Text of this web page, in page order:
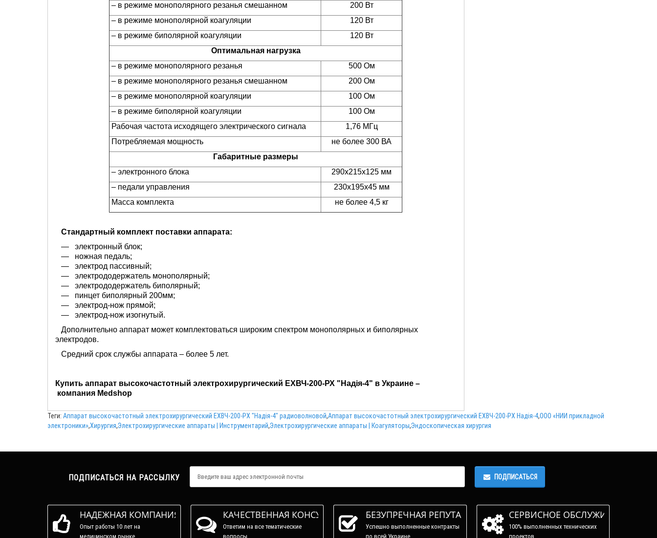
– в режиме монополярного резанья смешанном
200 Вт
– в режиме монополярной коагуляции
120 Вт
– в режиме биполярной коагуляции
120 Вт
Оптимальная нагрузка
– в режиме монополярного резанья
500 Ом
– в режиме монополярного резанья смешанном
200 Ом
– в режиме монополярной коагуляции
100 Ом
– в режиме биполярной коагуляции
100 Ом
Рабочая частота исходящего электрического сигнала
1,76 МГц
Потребляемая мощность
не более 300 ВА
Габаритные размеры
– электронного блока
290x215x125 мм
– педали управления
230x195x45 мм
Масса комплекта
не более 4,5 кг
Стандартный комплект поставки аппарата:
— электронный блок;
— ножная педаль;
— электрод пассивный;
— электрододержатель монополярный;
— электрододержатель биполярный;
— пинцет биполярный 200мм;
— электрод-нож прямой;
— электрод-нож изогнутый.
Дополнительно аппарат может комплектоваться широким спектром монополярных и биполярных
электродов.
Средний срок службы аппарата – более 5 лет.
Купить аппарат высокочастотный электрохирургический ЕХВЧ-200-РХ "Надія-4" в Украине –
компания Medshop
Теги: Аппарат высокочастотный электрохирургический ЕХВЧ-200-PX "Надія-4" радиоволновой,Аппарат высокочастотный электрохирургический ЕХВЧ-200-PX Надія-4,ООО «НИИ прикладной
электроники»,Хирургия,Электрохирургические аппараты | Инструментарий,Электрохирургические аппараты | Коагуляторы,Эндоскопическая хирургия
ПОДПИСАТЬСЯ НА РАССЫЛКУ ПОДПИСАТЬСЯ
НАДЕЖНАЯ КОМПАНИЯ
Опыт работы 10 лет на
медицинском рынке.
КАЧЕСТВЕННАЯ КОНСУЛЬТАЦИЯ
Ответим на все тематические
вопросы.
БЕЗУПРЕЧНАЯ РЕПУТАЦИЯ
Успешно выполненные контракты
по всей Украине.
СЕРВИСНОЕ ОБСЛУЖИВАНИЕ
100% выполненных технических
проектов.